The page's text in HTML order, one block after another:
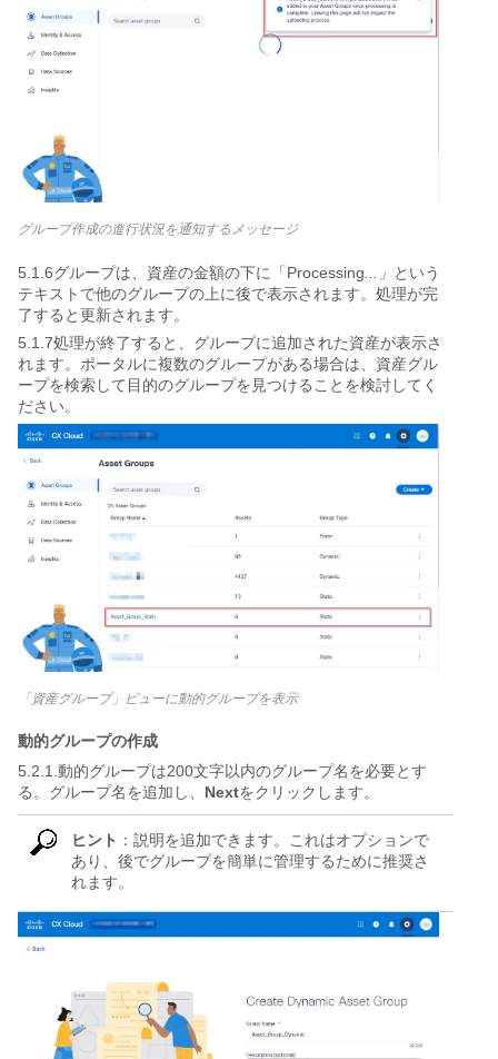
グループ作成の進行状況を通知するメッセージ
5.1.6グループは、資産の金額の下に「Processing...」 という
テキストで他のグループの上に後で表示されます。処理が完
了すると更新されます。
5.1.7処理が終了すると、グループに追加された資産が表示さ
れます。ポータルに複数のグループがある場合は、資産グル
ープを検索して目的のグループを見つけることを検討してく
ださい。
「資産グループ」ビューに動的グループを表示
動的グループの作成
5.2.1.動的グループは200文字以内のグループ名を必要とす
る。グループ名を追加し、 Nextをクリックします。
ヒント ：説明を追加できます。これはオプションで
あり、後でグループを簡単に管理するために推奨さ
れます。